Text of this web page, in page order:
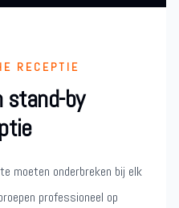
RECEPTIE
stand-by
moeten onderbreken bij elk
professioneel op